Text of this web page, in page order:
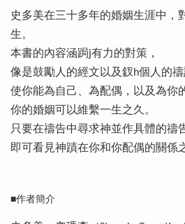
史多美在三十多年的婚姻生涯中，
生。
本書的內容涵跼j有力的對策，
像是鼓勵人的經文以及釵h個人的禱
使你能為自己、為配偶，以及為你
你的婚姻可以維繫一生之久。
只要在禱告中尋求神並作具體的禱
即可看見神蹟在你和你配偶的關係
■作者簡介